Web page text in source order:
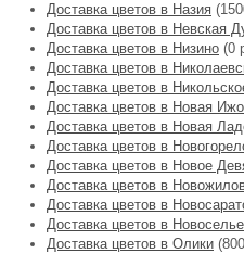
Доставка цветов в Назия
Доставка цветов в Невская
Доставка цветов в Низино (0
Доставка цветов в
Доставка цветов в
Доставка цветов в Новая
Доставка цветов в Новая
Доставка цветов в
Доставка цветов в Новое
Доставка цветов в
Доставка цветов в
Доставка цветов в Новоселье
Доставка цветов в Олики